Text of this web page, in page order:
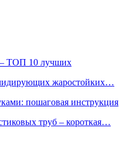
– ТОП 10 лучших
лидирующих жаростойких…
пошаговая инструкция
труб – короткая…